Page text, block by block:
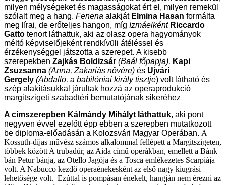
milyen mélységeket és magasságokat ért el, milyen remekül
szólalt meg a hang. Fenena alakját Elmina Hasan formálta
meg lírai, de erőteljes hangon, míg Izmáelként Riccardo
Gatto tenort láthattuk, aki az olasz opera hagyományok
méltó képviselőjeként rendkívüli átéléssel és
érzékenységgel játszotta a szerepet. A kisebb
szerepekben Zajkás Boldizsár (Baál főpapja), Kapi
Zsuzsanna (Anna, Zakariás nővére) és Ujvári
Gergely (Abdallo, a babilóniai király tisztje) volt látható és
szép alakításukkal járultak hozzá az operaprodukció
margitszigeti szabadtéri bemutatójának sikeréhez
A címszerepben Kálmándy Mihályt láthattuk, aki pont
negyven évvel ezelőtt épp ebben a szerepben mutatkozott
be diploma-előadásán a Kolozsvári Magyar Operában. A
Kossuth-díjas művész számos alkalommal fellépett a Margitszigeten,
többek között A trubadúr, az Aida című operákban, emellett a Bánk
bán Petur bánja, az Otello Jagója és a Tosca emlékezetes Scarpiája
volt. A Nabucco kezdő operaénekesként az első nagy kiugrási
lehetősége volt. Ezúttal is pompásan énekelt, hangján nem érezni az